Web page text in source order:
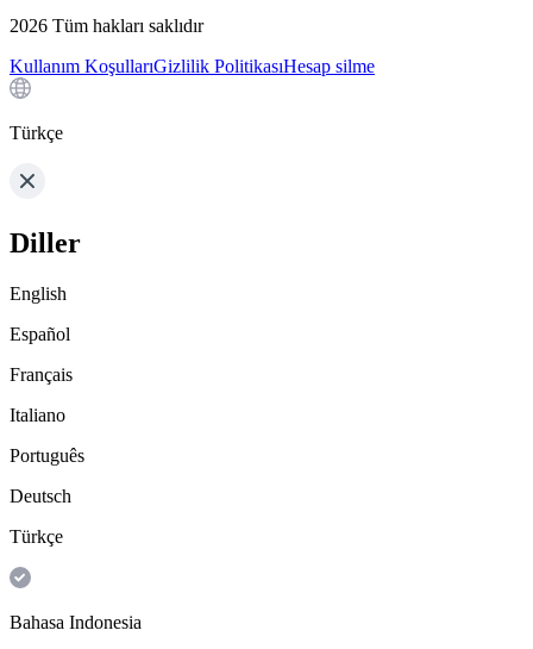
2026 Tüm hakları saklıdır
Kullanım KoşullarıGizlilik PolitikasıHesap silme
Türkçe
Diller
English
Español
Français
Italiano
Português
Deutsch
Türkçe
Bahasa Indonesia